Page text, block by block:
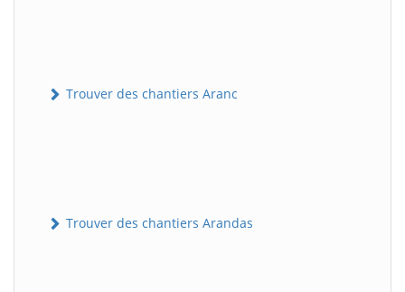
Trouver des chantiers Aranc
Trouver des chantiers Arandas